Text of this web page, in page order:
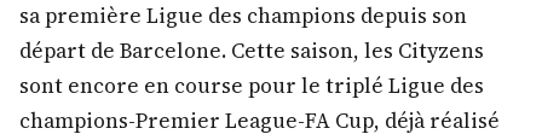
sa première Ligue des champions depuis son
départ de Barcelone. Cette saison, les Cityzens
sont encore en course pour le triplé Ligue des
champions-Premier League-FA Cup, déjà réalisé